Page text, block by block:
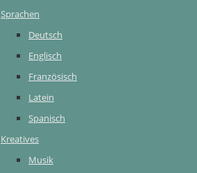
Sprachen
Deutsch
Englisch
Französisch
Latein
Spanisch
Kreatives
Musik